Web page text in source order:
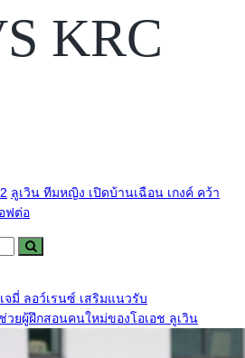
KRC
ลูเวิน ทีมหญิง เปิดบ้านเฉือน เกงค์ คว้า
ฟต่อ
จมี่ ลอว์เรนซ์ เสริมแนวรับ
วยผู้ฝึกสอนคนใหม่ของโอเอช ลูเวิน